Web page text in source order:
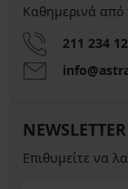
Καθημερινά από
211 234
NEWSLETTER
Επιθυμείτε να